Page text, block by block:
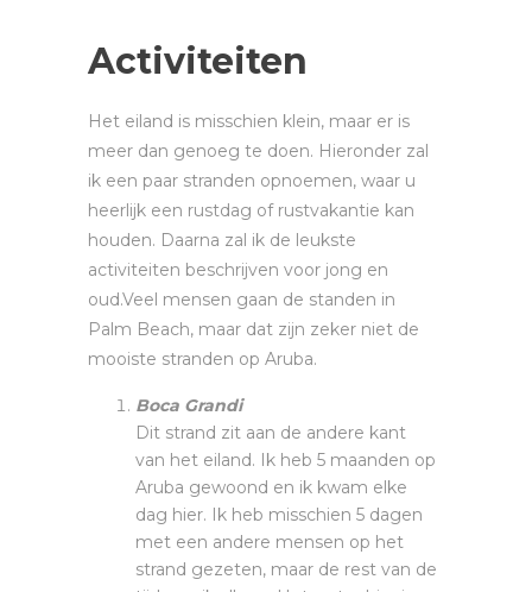
Activiteiten
Het eiland is misschien klein, maar er is
meer dan genoeg te doen. Hieronder zal
ik een paar stranden opnoemen, waar u
heerlijk een rustdag of rustvakantie kan
houden. Daarna zal ik de leukste
activiteiten beschrijven voor jong en
oud.Veel mensen gaan de standen in
Palm Beach, maar dat zijn zeker niet de
mooiste stranden op Aruba.
Boca Grandi
Dit strand zit aan de andere kant
van het eiland. Ik heb 5 maanden op
Aruba gewoond en ik kwam elke
dag hier. Ik heb misschien 5 dagen
met een andere mensen op het
strand gezeten, maar de rest van de